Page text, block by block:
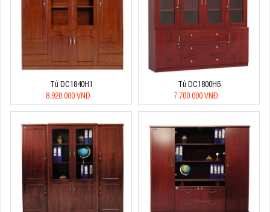
Tủ DC1840H1
8.920.000 VNĐ
Tủ DC1800H6
7.700.000 VNĐ